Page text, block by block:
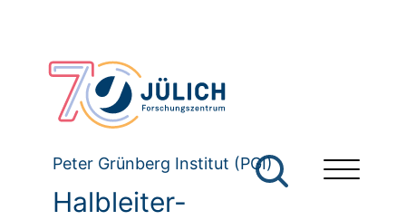
Peter Grünberg Institut (PGI)
Halbleiter-